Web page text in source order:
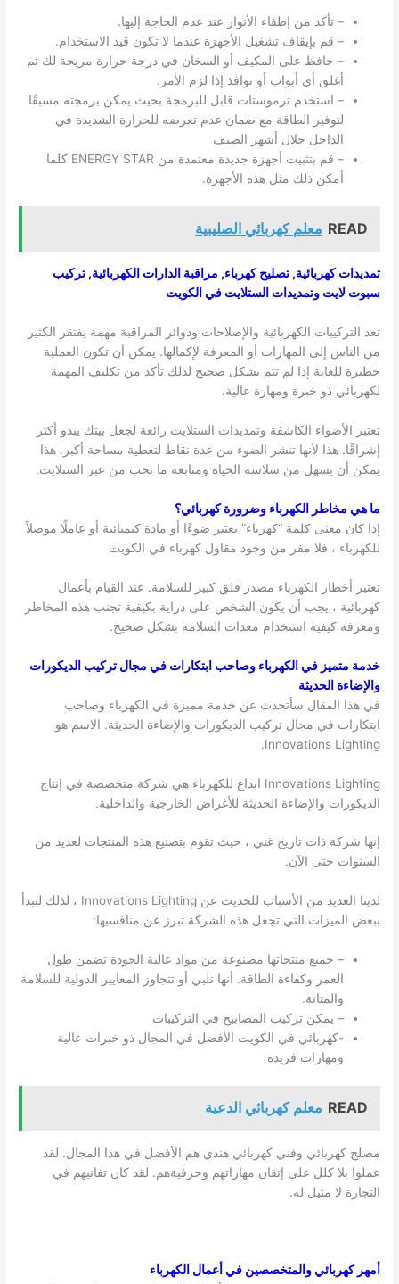
– تأكد من إطفاء الأنوار عند عدم الحاجة إليها.
– قم بإيقاف تشغيل الأجهزة عندما لا تكون قيد الاستخدام.
– حافظ على المكيف أو السخان في درجة حرارة مريحة لك ثم
أغلق أي أبواب أو نوافذ إذا لزم الأمر.
– استخدم ترموستات قابل للبرمجة بحيث يمكن برمجته مسبقًا
لتوفير الطاقة مع ضمان عدم تعرضه للحرارة الشديدة في
الداخل خلال أشهر الصيف
– قم بتثبيت أجهزة جديدة معتمدة من ENERGY STAR كلما
أمكن ذلك مثل هذه الأجهزة.
READ معلم كهربائي الصليبية
تمديدات كهربائية, تصليح كهرباء, مراقبة الدارات الكهربائية, تركيب
سبوت لايت وتمديدات الستلايت في الكويت
تعد التركيبات الكهربائية والإصلاحات ودوائر المراقبة مهمة يفتقر الكثير
من الناس إلى المهارات أو المعرفة لإكمالها. يمكن أن تكون العملية
خطيرة للغاية إذا لم تتم بشكل صحيح لذلك تأكد من تكليف المهمة
لكهربائي ذو خبرة ومهارة عالية.
تعتبر الأضواء الكاشفة وتمديدات الستلايت رائعة لجعل بيتك يبدو أكثر
إشراقًا. هذا لأنها تنشر الضوء من عدة نقاط لتغطية مساحة أكبر. هذا
يمكن أن يسهل من سلاسة الحياة ومتابعة ما تحب من عبر الستلايت.
ما هي مخاطر الكهرباء وضرورة كهربائي؟
إذا كان معنى كلمة “كهرباء” يعتبر ضوءًا أو مادة كيميائية أو عاملًا موصلاً
للكهرباء ، فلا مفر من وجود مقاول كهرباء في الكويت
تعتبر أخطار الكهرباء مصدر قلق كبير للسلامة. عند القيام بأعمال
كهربائية ، يجب أن يكون الشخص على دراية بكيفية تجنب هذه المخاطر
ومعرفة كيفية استخدام معدات السلامة بشكل صحيح.
خدمة متميز في الكهرباء وصاحب ابتكارات في مجال تركيب الديكورات
والإضاءة الحديثة
في هذا المقال سأتحدث عن خدمة مميزة في الكهرباء وصاحب
ابتكارات في مجال تركيب الديكورات والإضاءة الحديثة. الاسم هو
Innovations Lighting.
Innovations Lighting ابداع للكهرباء هي شركة متخصصة في إنتاج
الديكورات والإضاءة الحديثة للأغراض الخارجية والداخلية.
إنها شركة ذات تاريخ غني ، حيث تقوم بتصنيع هذه المنتجات لعديد من
السنوات حتى الآن.
لدينا العديد من الأسباب للحديث عن Innovations Lighting ، لذلك لنبدأ
ببعض الميزات التي تجعل هذه الشركة تبرز عن منافسيها:
– جميع منتجاتها مصنوعة من مواد عالية الجودة تضمن طول
العمر وكفاءة الطاقة. أنها تلبي أو تتجاوز المعايير الدولية للسلامة
والمتانة.
– يمكن تركيب المصابيح في التركيبات
-كهربائي في الكويت الأفضل في المجال ذو خبرات عالية
ومهارات فريدة
READ معلم كهربائي الدعية
مصلح كهربائي وفني كهربائي هندي هم الأفضل في هذا المجال. لقد
عملوا بلا كلل على إتقان مهاراتهم وحرفيةهم. لقد كان تفانيهم في
التجارة لا مثيل له.
أمهر كهربائي والمتخصصين في أعمال الكهرباء